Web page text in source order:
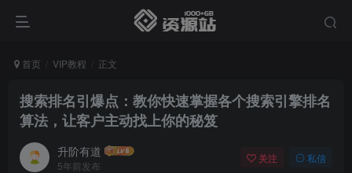
首页 VIP教程 正文
搜索排名引爆点：教你快速掌握各个搜索引擎排名
算法，让客户主动找上你的秘笈
升阶有道
5年前发布
关注 私信